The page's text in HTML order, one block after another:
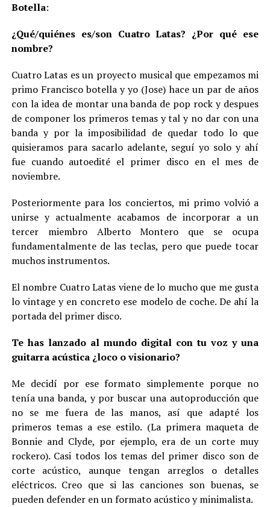
Botella:
¿Qué/quiénes es/son Cuatro Latas? ¿Por qué ese
nombre?
Cuatro Latas es un proyecto musical que empezamos mi
primo Francisco botella y yo (Jose) hace un par de años
con la idea de montar una banda de pop rock y despues
de componer los primeros temas y tal y no dar con una
banda y por la imposibilidad de quedar todo lo que
quisieramos para sacarlo adelante, seguí yo solo y ahí
fue cuando autoedité el primer disco en el mes de
noviembre.
Posteriormente para los conciertos, mi primo volvió a
unirse y actualmente acabamos de incorporar a un
tercer miembro Alberto Montero que se ocupa
fundamentalmente de las teclas, pero que puede tocar
muchos instrumentos.
El nombre Cuatro Latas viene de lo mucho que me gusta
lo vintage y en concreto ese modelo de coche. De ahí la
portada del primer disco.
Te has lanzado al mundo digital con tu voz y una
guitarra acústica ¿loco o visionario?
Me decidí por ese formato simplemente porque no
tenía una banda, y por buscar una autoproducción que
no se me fuera de las manos, así que adapté los
primeros temas a ese estilo. (La primera maqueta de
Bonnie and Clyde, por ejemplo, era de un corte muy
rockero). Casi todos los temas del primer disco son de
corte acústico, aunque tengan arreglos o detalles
eléctricos. Creo que si las canciones son buenas, se
pueden defender en un formato acústico y minimalista.